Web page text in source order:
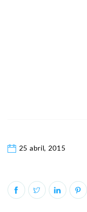
25 abril, 2015